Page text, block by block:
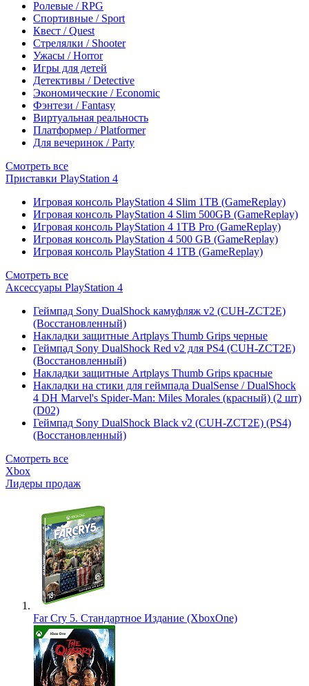
Ролевые / RPG
Спортивные / Sport
Квест / Quest
Стрелялки / Shooter
Ужасы / Horror
Игры для детей
Детективы / Detective
Экономические / Economic
Фэнтези / Fantasy
Виртуальная реальность
Платформер / Platformer
Для вечеринок / Party
Смотреть все
Приставки PlayStation 4
Игровая консоль PlayStation 4 Slim 1TB (GameReplay)
Игровая консоль PlayStation 4 Slim 500GB (GameReplay)
Игровая консоль PlayStation 4 1TB Pro (GameReplay)
Игровая консоль PlayStation 4 500 GB (GameReplay)
Игровая консоль PlayStation 4 1TB (GameReplay)
Смотреть все
Аксессуары PlayStation 4
Геймпад Sony DualShock камуфляж v2 (CUH-ZCT2E)
(Восстановленный)
Накладки защитные Artplays Thumb Grips черные
Геймпад Sony DualShock Red v2 для PS4 (CUH-ZCT2E)
(Восстановленный)
Накладки защитные Artplays Thumb Grips красные
Накладки на стики для геймпада DualSense / DualShock
4 DH Marvel's Spider-Man: Miles Morales (красный) (2 шт)
(D02)
Геймпад Sony DualShock Black v2 (CUH-ZCT2E) (PS4)
(Восстановленный)
Смотреть все
Xbox
Лидеры продаж
Far Cry 5. Стандартное Издание (XboxOne)